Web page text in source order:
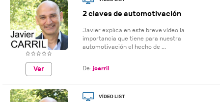
Ver
2 claves de automotivación
Javier explica en este breve vídeo la
importancia que tiene para nuestra
automotivación el hecho de ...
De: jcarril